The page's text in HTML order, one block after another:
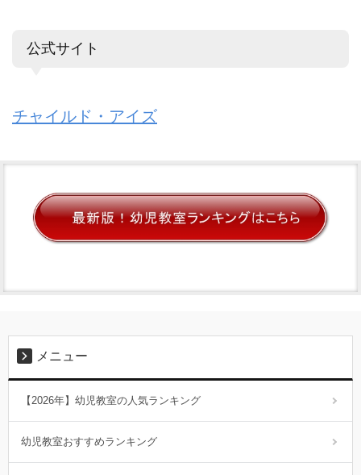
公式サイト
チャイルド・アイズ
メニュー
【2026年】幼児教室の人気ランキング
幼児教室おすすめランキング